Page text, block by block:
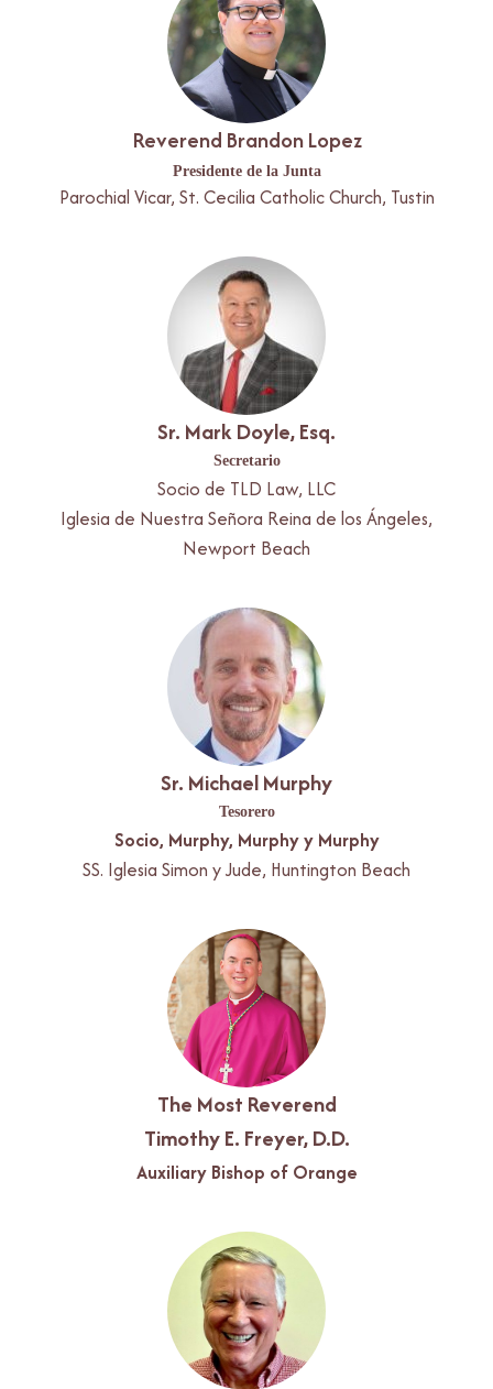
Reverend Brandon Lopez
Presidente de la Junta
Parochial Vicar, St. Cecilia Catholic Church, Tustin
Sr. Mark Doyle, Esq.
Secretario
Socio de TLD Law, LLC
Iglesia de Nuestra Señora Reina de los Ángeles,
Newport Beach
Sr. Michael Murphy
Tesorero
Socio, Murphy, Murphy y Murphy
SS. Iglesia Simon y Jude, Huntington Beach
The Most Reverend
Timothy E. Freyer, D.D.
Auxiliary Bishop of Orange